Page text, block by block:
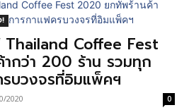
!
Thailand Coffee Fest
กว่า 200 ร้าน รวมทุก
รบวงจรที่อิมแพ็คฯ
2020 0